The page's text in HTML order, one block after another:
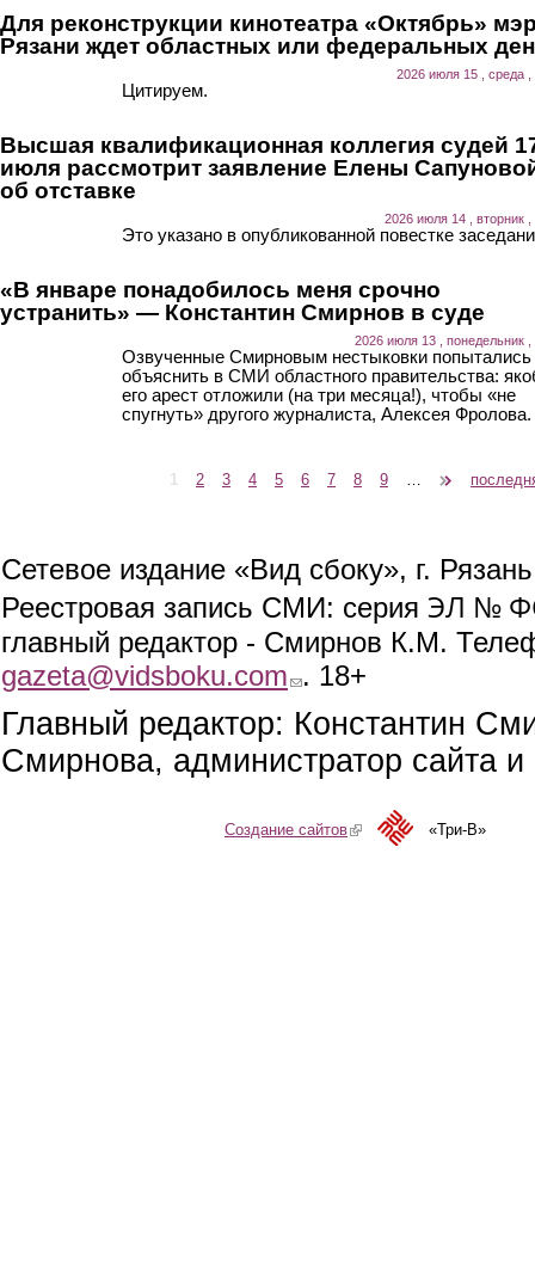
Для реконструкции кинотеатра «Октябрь»
Рязани ждет областных или федеральных
2026 июля 15 , среда ,
Цитируем.
Высшая квалификационная коллегия судей
июля рассмотрит заявление Елены
об отставке
2026 июля 14 , вторник ,
Это указано в опубликованной повестке
«В январе понадобилось меня срочно
устранить» — Константин Смирнов в суде
2026 июля 13 , понедельник ,
Озвученные Смирновым нестыковки попытались
объяснить в СМИ областного правительства:
его арест отложили (на три месяца!), чтобы «не
спугнуть» другого журналиста, Алексея Фролова.
1 2 3 4 5 6 7 8 9
Сетевое издание «Вид сбоку», г.
Реестровая запись СМИ: серия ЭЛ №
главный редактор - Смирнов К.М.
gazeta@vidsboku.com (link sends e-mail)
. 18+
Главный редактор: Константин
Смирнова, администратор сайта
Создание сайтов(link is external)«Три-В»